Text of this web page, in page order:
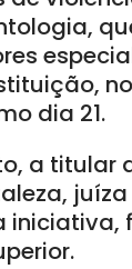
dia 21.
a titular